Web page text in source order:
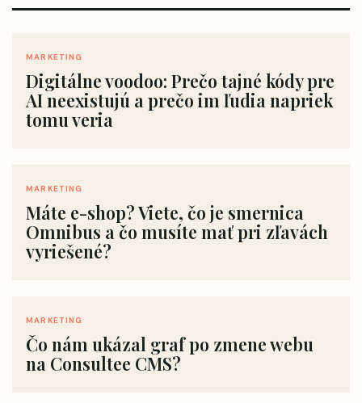
MARKETING
Digitálne voodoo: Prečo tajné kódy pre
AI neexistujú a prečo im ľudia napriek
tomu veria
MARKETING
Máte e-shop? Viete, čo je smernica
Omnibus a čo musíte mať pri zľavách
vyriešené?
MARKETING
Čo nám ukázal graf po zmene webu
na Consultee CMS?